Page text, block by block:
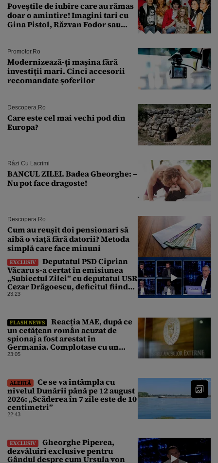
Poveştile de iubire care au rămas
doar o amintire! Imagini tari cu
Gina Pistol, Răzvan Fodor sau
Promotor.ro
Modernizează-ți mașina fără
investiții mari. Cinci accesorii
recomandate șoferilor
Descopera.ro
Care este cel mai vechi pod din
Europa?
Râzi Cu Lacrimi
BANCUL ZILEI. Badea Gheorghe: –
Nu pot face dragoste!
Descopera.ro
Cum au reușit doi pensionari să
aibă o viață fără datorii? Metoda
simplă care face minuni
EXCLUSIV
Deputatul PSD Ciprian
Văcaru s-a certat în emisiunea
„Subiectul Zilei” cu deputatul USR
Cezar Drăgoescu, deficitul fiind
motivul scandalului
23:23
FLASH NEWS
Reacția MAE, după ce
un cetăţean român acuzat de
spionaj a fost arestat în
Germania. Complotase cu un
ucrainean ca să asasineze un
23:05
ALERTĂ
Ce se va întâmpla cu
nivelul Dunării până pe 12 august
2026: „Scăderea în 7 zile este de 10
centimetri”
22:43
EXCLUSIV
Gheorghe Piperea,
dezvăluiri exclusive pentru
Gândul despre cum Ursula von